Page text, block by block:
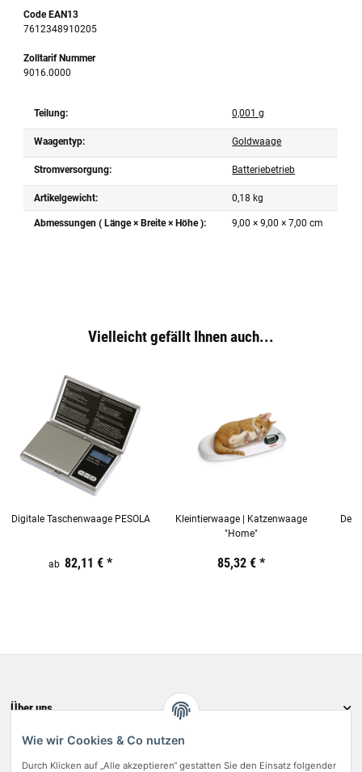
Code EAN13
7612348910205
Zolltarif Nummer
9016.0000
Teilung: 0,001 g
Waagentyp: Goldwaage
Stromversorgung: Batteriebetrieb
Artikelgewicht: 0,18 kg
Abmessungen ( Länge × Breite × Höhe ): 9,00 × 9,00 × 7,00 cm
Vielleicht gefällt Ihnen auch...
Digitale Taschenwaage PESOLA
19,44 €inkl. 19% USt.
ab 82,11 €*
Kleintierwaage | Katzenwaage
"Home"
19,44 € inkl. 19% USt.
85,32 € *
Über uns
Informationen
Bewerten Sie uns
Wie wir Cookies & Co nutzen
Durch Klicken auf „Alle akzeptieren“ gestatten Sie den Einsatz folgender